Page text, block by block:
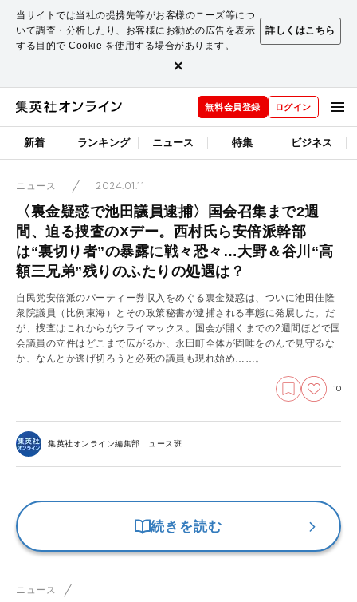
当サイトでは当社の提携先等がお客様のニーズ等につ
いて調査・分析したり、お客様にお勧めの広告を表示
する目的で Cookie を使用する場合があります。
詳しくはこちら
×
無料会員登録 ログイン
新着 ランキング ニュース 特集 ビジネス
ニュース 2024.01.11
〈裏金疑惑で池田議員逮捕〉国会召集まで2週
間、迫る捜査のXデー。西村氏ら安倍派幹部
は“裏切り者”の暴露に戦々恐々…大野＆谷川“高
額三兄弟”残りのふたりの処遇は？
自民党安倍派のパーティー券収入をめぐる裏金疑惑は、ついに池田佳隆
衆院議員（比例東海）とその政策秘書が逮捕される事態に発展した。だ
が、捜査はこれからがクライマックス。国会が開くまでの2週間ほどで国
会議員の立件はどこまで広がるか、永田町全体が固唾をのんで見守るな
か、なんとか逃げ切ろうと必死の議員も現れ始め……。
10
集英社オンライン編集部ニュース班
続きを読む
ニュース